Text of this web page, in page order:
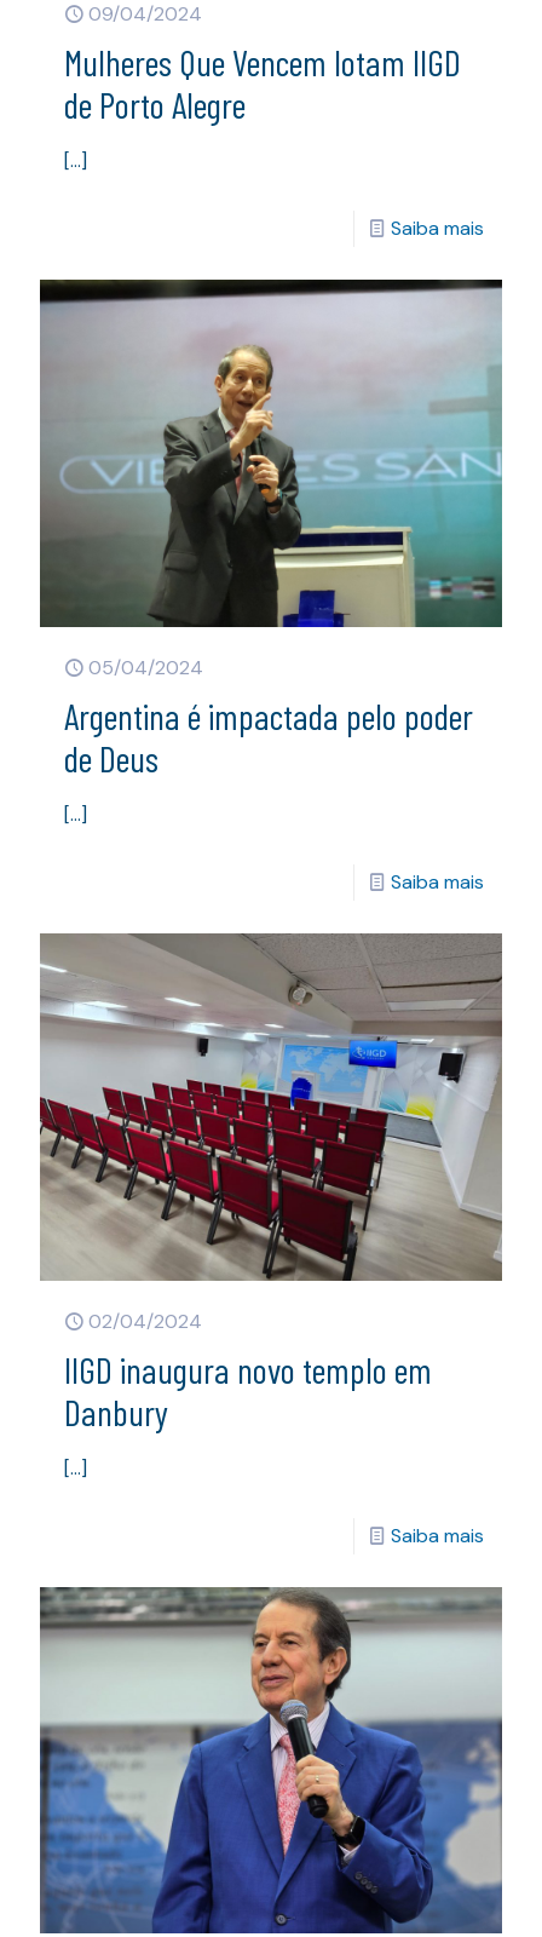
09/04/2024
Mulheres Que Vencem lotam IIGD
de Porto Alegre
[…]
Saiba mais
05/04/2024
Argentina é impactada pelo poder
de Deus
[…]
Saiba mais
02/04/2024
IIGD inaugura novo templo em
Danbury
[…]
Saiba mais